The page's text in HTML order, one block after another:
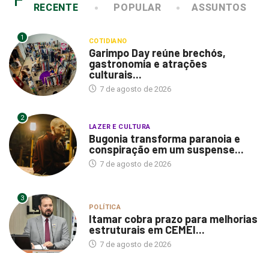
RECENTE POPULAR ASSUNTOS
1 COTIDIANO
Garimpo Day reúne brechós,
gastronomia e atrações
culturais...
7 de agosto de 2026
2
LAZER E CULTURA
Bugonia transforma paranoia e
conspiração em um suspense...
7 de agosto de 2026
3
POLÍTICA
Itamar cobra prazo para melhorias
estruturais em CEMEI...
7 de agosto de 2026